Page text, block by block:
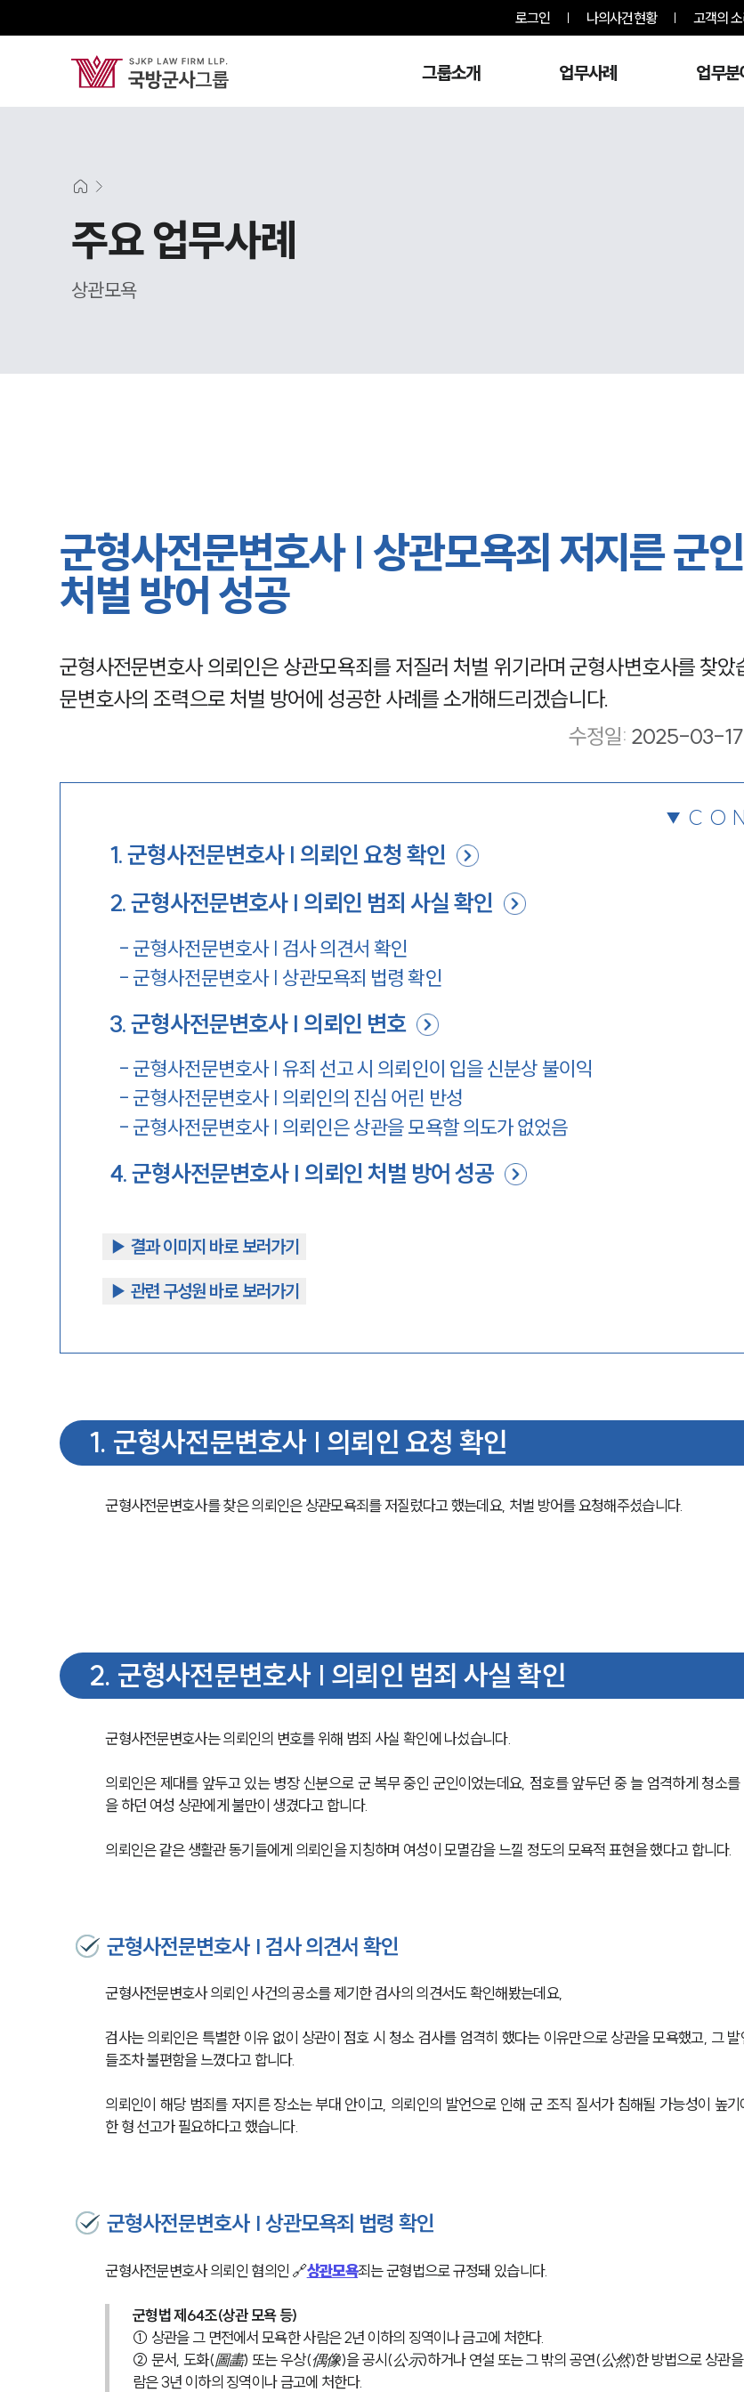
로그인 나의사건현황 고객의 소
그룹소개 업무사례 업무분
주요 업무사례
상관모욕
군형사전문변호사 | 상관모욕죄 저지른 군
처벌 방어 성공
군형사전문변호사 의뢰인은 상관모욕죄를 저질러 처벌 위기라며 군형사변호사를 찾았
문변호사의 조력으로 처벌 방어에 성공한 사례를 소개해드리겠습니다.
수정일: 2025-03-17
1.군형사전문변호사 | 의뢰인 요청 확인
2.군형사전문변호사 | 의뢰인 범죄 사실 확인
-군형사전문변호사 | 검사 의견서 확인
-군형사전문변호사 | 상관모욕죄 법령 확인
3.군형사전문변호사 | 의뢰인 변호
-군형사전문변호사 | 유죄 선고 시 의뢰인이 입을 신분상 불이익
-군형사전문변호사 | 의뢰인의 진심 어린 반성
-군형사전문변호사 | 의뢰인은 상관을 모욕할 의도가 없었음
4.군형사전문변호사 | 의뢰인 처벌 방어 성공
▶︎ 결과 이미지 바로 보러가기
▶︎ 관련 구성원 바로 보러가기
1. 군형사전문변호사 | 의뢰인 요청 확인
군형사전문변호사를 찾은 의뢰인은 상관모욕죄를 저질렀다고 했는데요, 처벌 방어를 요청해주셨습니다.
2. 군형사전문변호사 | 의뢰인 범죄 사실 확인
군형사전문변호사는 의뢰인의 변호를 위해 범죄 사실 확인에 나섰습니다.
의뢰인은 제대를 앞두고 있는 병장 신분으로 군 복무 중인 군인이었는데요, 점호를 앞두던 중 늘 엄격하게 청소
을 하던 여성 상관에게 불만이 생겼다고 합니다.
의뢰인은 같은 생활관 동기들에게 의뢰인을 지칭하며 여성이 모멸감을 느낄 정도의 모욕적 표현을 했다고 합니다.
군형사전문변호사 | 검사 의견서 확인
군형사전문변호사 의뢰인 사건의 공소를 제기한 검사의 의견서도 확인해봤는데요,
검사는 의뢰인은 특별한 이유 없이 상관이 점호 시 청소 검사를 엄격히 했다는 이유만으로 상관을 모욕했고, 그 발
들조차 불편함을 느꼈다고 합니다.
의뢰인이 해당 범죄를 저지른 장소는 부대 안이고, 의뢰인의 발언으로 인해 군 조직 질서가 침해될 가능성이 높
한 형 선고가 필요하다고 했습니다.
군형사전문변호사 | 상관모욕죄 법령 확인
군형사전문변호사 의뢰인 혐의인 🔗상관모욕죄는 군형법으로 규정돼 있습니다.
군형법 제64조(상관 모욕 등)
① 상관을 그 면전에서 모욕한 사람은 2년 이하의 징역이나 금고에 처한다.
② 문서, 도화(圖畵) 또는 우상(偶像)을 공시(公示)하거나 연설 또는 그 밖의 공연(公然)한 방법으로 상관
람은 3년 이하의 징역이나 금고에 처한다.